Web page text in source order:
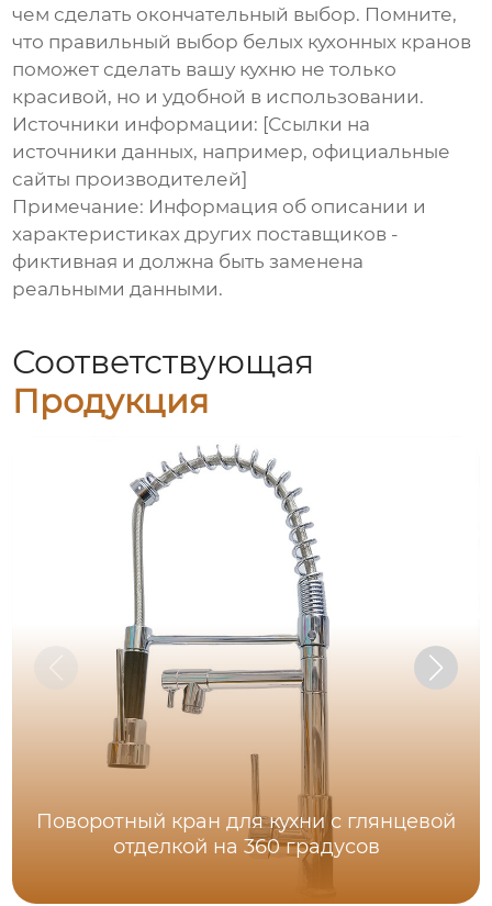
чем сделать окончательный выбор. Помните,
что правильный выбор белых кухонных кранов
поможет сделать вашу кухню не только
красивой, но и удобной в использовании.
Источники информации: [Ссылки на
источники данных, например, официальные
сайты производителей]
Примечание: Информация об описании и
характеристиках других поставщиков -
фиктивная и должна быть заменена
реальными данными.
Соответствующая
Продукция
Поворотный кран для кухни с глянцевой
отделкой на 360 градусов